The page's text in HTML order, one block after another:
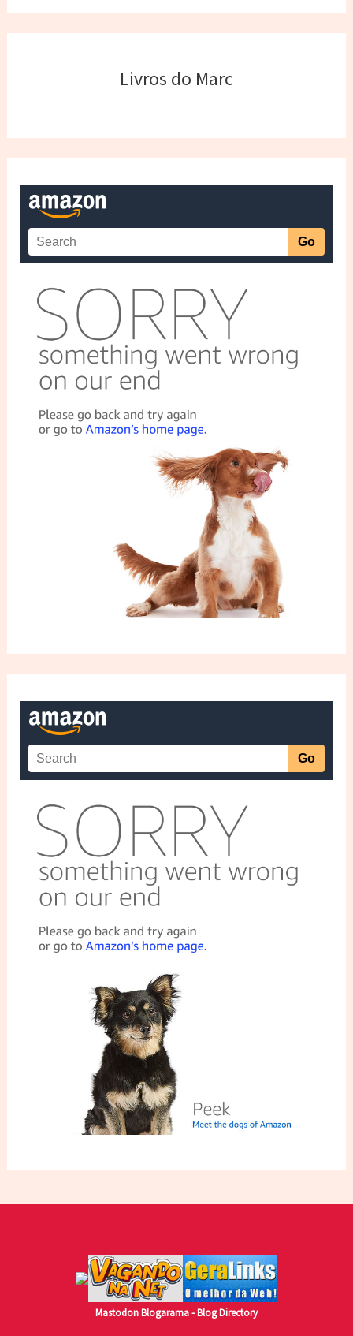
Livros do Marc
MastodonBlogarama - Blog Directory